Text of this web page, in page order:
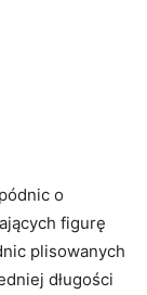
o
figurę
plisowanych
długości